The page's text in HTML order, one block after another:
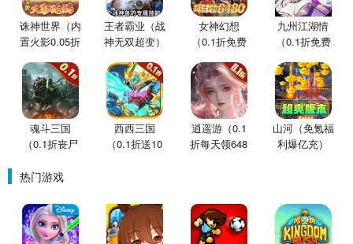
诛神世界（内
置火影0.05折
王者霸业（战
神无双超变）
女神幻想
（0.1折免费
九州江湖情
（0.1折免费
魂斗三国
（0.1折丧尸
西西三国
（0.1折送10
逍遥游（0.1
折每天领648
山河（免氪福
利爆亿充）
热门游戏